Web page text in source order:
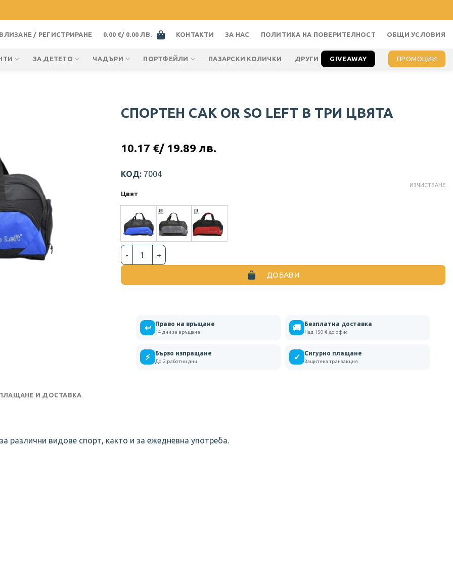
ВЛИЗАНЕ / РЕГИСТРИРАНЕ 0.00 €/ 0.00 ЛВ. КОНТАКТИ ЗА НАС ПОЛИТИКА НА ПОВЕРИТЕЛНОСТ ОБЩИ УСЛОВИЯ
ЗА ДЕТЕТО ЧАДЪРИ ПОРТФЕЙЛИ ПАЗАРСКИ КОЛИЧКИ ДРУГИ GIVEAWAY ПРОМОЦИИ
СПОРТЕН САК OR SO LEFT В ТРИ ЦВЯТА
10.17 €/ 19.89 лв.
КОД: 7004
Цвят
ИЗЧИСТВАНЕ
количество за СПОРТЕН САК OR SO LEFT В ТРИ ЦВЯТА
ДОБАВИ
↩ Право на връщане
14 дни за връщане 🚚 Безплатна доставка
Над 150 € до офис
⚡ Бързо изпращане
До 2 работни дни ✓ Сигурно плащане
Защитена транзакция
И ДОСТАВКА
различни видове спорт, както и за ежедневна употреба.